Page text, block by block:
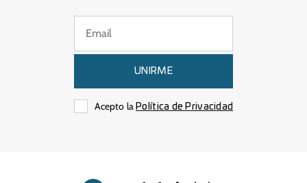
UNIRME
Acepto laPolítica de Privacidad